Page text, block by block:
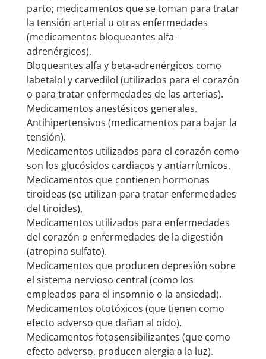
parto; medicamentos que se toman para tratar
la tensión arterial u otras enfermedades
(medicamentos bloqueantes alfa-
adrenérgicos).
Bloqueantes alfa y beta-adrenérgicos como
labetalol y carvedilol (utilizados para el corazón
o para tratar enfermedades de las arterias).
Medicamentos anestésicos generales.
Antihipertensivos (medicamentos para bajar la
tensión).
Medicamentos utilizados para el corazón como
son los glucósidos cardiacos y antiarrítmicos.
Medicamentos que contienen hormonas
tiroideas (se utilizan para tratar enfermedades
del tiroides).
Medicamentos utilizados para enfermedades
del corazón o enfermedades de la digestión
(atropina sulfato).
Medicamentos que producen depresión sobre
el sistema nervioso central (como los
empleados para el insomnio o la ansiedad).
Medicamentos ototóxicos (que tienen como
efecto adverso que dañan al oído).
Medicamentos fotosensibilizantes (que como
efecto adverso, producen alergia a la luz).